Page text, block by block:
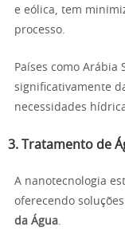
e eólica, tem
processo.
Países como
significativamente
necessidades
3. Tratamento de
A nanotecnologia
oferecendo
da Água.